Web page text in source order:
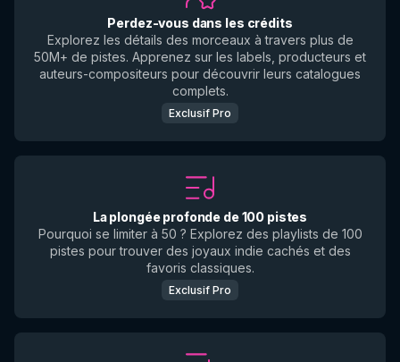
Perdez-vous dans les crédits
Explorez les détails des morceaux à travers plus de
50M+ de pistes. Apprenez sur les labels, producteurs et
auteurs-compositeurs pour découvrir leurs catalogues
complets.
Exclusif Pro
La plongée profonde de 100 pistes
Pourquoi se limiter à 50 ? Explorez des playlists de 100
pistes pour trouver des joyaux indie cachés et des
favoris classiques.
Exclusif Pro